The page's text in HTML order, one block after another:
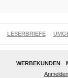
LESERBRIEFE
WERBEKUNDEN
Anmelden